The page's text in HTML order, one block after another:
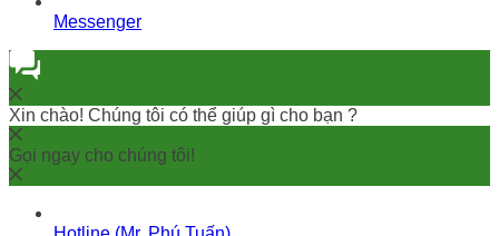
Messenger
Xin chào! Chúng tôi có thể giúp gì cho bạn ?
Gọi ngay cho chúng tôi!